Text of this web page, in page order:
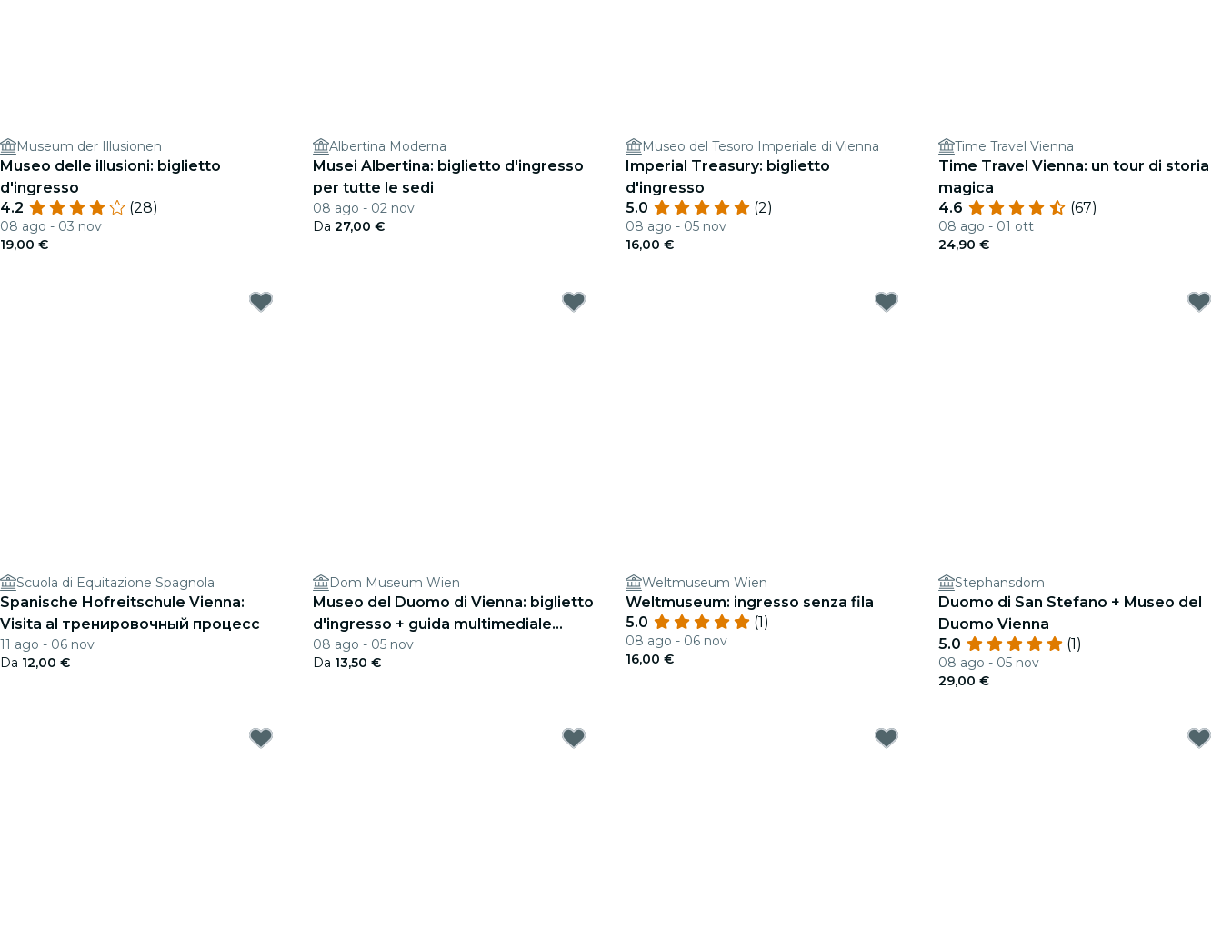
Museum der Illusionen
Museo delle illusioni: biglietto
d'ingresso
4.2
(28)
08 ago - 03 nov
19,00 €
Albertina Moderna
Musei Albertina: biglietto d'ingresso
per tutte le sedi
08 ago - 02 nov
Da 27,00 €
Museo del Tesoro Imperiale di Vienna
Imperial Treasury: biglietto
d'ingresso
5.0
(2)
08 ago - 05 nov
16,00 €
Time Travel Vienna
Time Travel Vienna: un tour di storia
magica
4.6
(67)
08 ago - 01 ott
24,90 €
Scuola di Equitazione Spagnola
Spanische Hofreitschule Vienna:
Visita al тренировочный процесс
11 ago - 06 nov
Da 12,00 €
Dom Museum Wien
Museo del Duomo di Vienna: biglietto
d'ingresso + guida multimediale
opzionale
08 ago - 05 nov
Da 13,50 €
Weltmuseum Wien
Weltmuseum: ingresso senza fila
5.0
(1)
08 ago - 06 nov
16,00 €
Stephansdom
Duomo di San Stefano + Museo del
Duomo Vienna
5.0
(1)
08 ago - 05 nov
29,00 €